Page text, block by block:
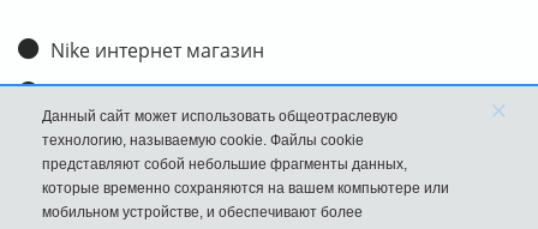
Nike интернет магазин
Доставка и оплата
Обмен и возврат
Размеры
FAQ
Данный сайт может использовать общеотраслевую
технологию, называемую cookie. Файлы cookie
представляют собой небольшие фрагменты данных,
которые временно сохраняются на вашем компьютере или
мобильном устройстве, и обеспечивают более
×